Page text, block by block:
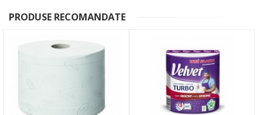
PRODUSE RECOMANDATE